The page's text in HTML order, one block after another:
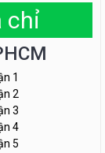
chỉ
1
2
3
4
5